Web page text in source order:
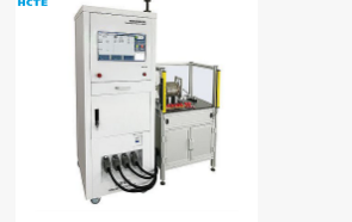
automotiva